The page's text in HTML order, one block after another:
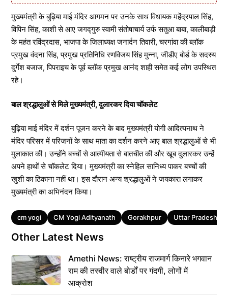
मुख्यमंत्री के बुढ़िया माई मंदिर आगमन पर उनके साथ विधायक महेंद्रपाल सिंह,
विपिन सिंह, काशी से आए जगद्गुरु स्वामी संतोषाचार्य उर्फ सतुआ बाबा, कालीबाड़ी
के महंत रविंद्रदास, भाजपा के जिलाध्यक्ष जनार्दन तिवारी, चरगांवा की ब्लॉक
प्रमुख वंदना सिंह, प्रमुख प्रतिनिधि रणविजय सिंह मुन्ना, जीडीए बोर्ड के सदस्य
दुर्गेश बजाज, पिपराइच के पूर्व ब्लॉक प्रमुख आनंद शाही समेत कई लोग उपस्थित
रहे।
बाल श्रद्धालुओं से मिले मुख्यमंत्री, दुलारकर दिया चॉकलेट
बुढ़िया माई मंदिर में दर्शन पूजन करने के बाद मुख्यमंत्री योगी आदित्यनाथ ने
मंदिर परिसर में परिजनों के साथ माता का दर्शन करने आए बाल श्रद्धालुओं से भी
मुलाकात की। उन्होंने बच्चों से आत्मीयता से बातचीत की और खूब दुलारकर उन्हें
अपने हाथों से चॉकलेट दिया। मुख्यमंत्री का स्नेहिल सानिध्य पाकर बच्चों की
खुशी का ठिकाना नहीं था। इस दौरान अन्य श्रद्धालुओं ने जयकारा लगाकर
मुख्यमंत्री का अभिनंदन किया।
Tags
cm yogi CM Yogi Adityanath Gorakhpur Uttar Pradesh
Other Latest News
Amethi News: राष्ट्रीय राजमार्ग किनारे भगवान
राम की तस्वीर वाले बोर्डों पर गंदगी, लोगों में
आक्रोश